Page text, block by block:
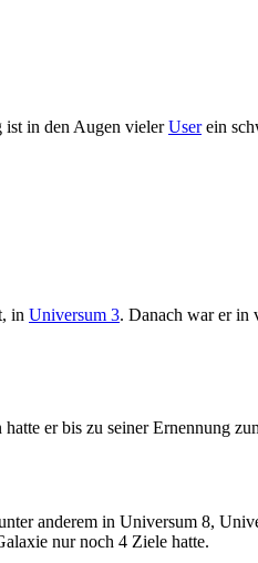
ist in den Augen vielerUserein
in Universum 3. Danach war er in
er bis zu seiner Ernennung
anderem in Universum 8,
nur noch 4 Ziele hatte.